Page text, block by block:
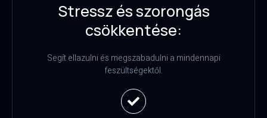
Stressz és szorongás
csökkentése:
Segít ellazulni és megszabadulni a mindennapi
feszültségektől.